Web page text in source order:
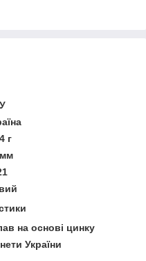
г
на основі цинку
України